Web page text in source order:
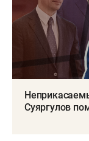
Суяргулов